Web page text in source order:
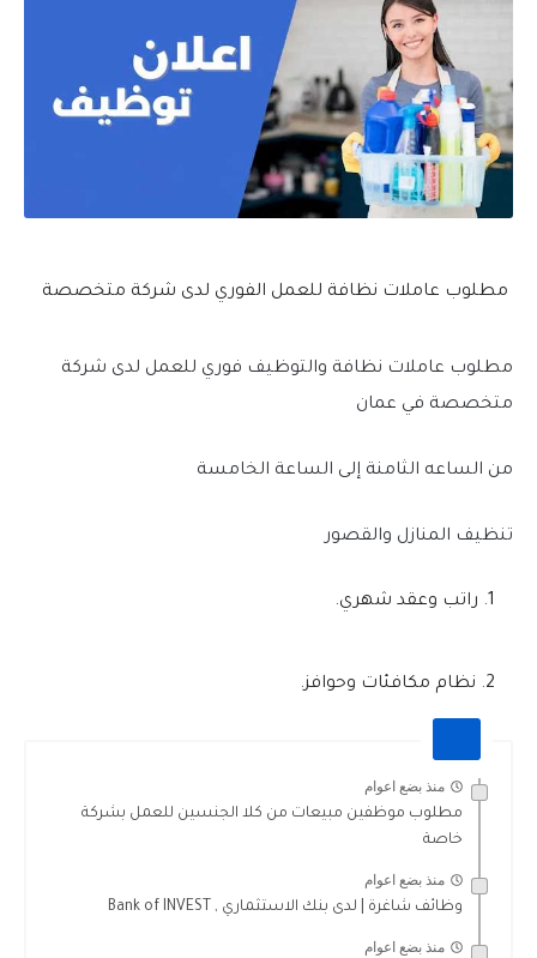
مطلوب عاملات نظافة للعمل الفوري لدى شركة متخصصة
مطلوب عاملات نظافة والتوظيف فوري للعمل لدى شركة
متخصصة في عمان
من الساعه الثامنة إلى الساعة الخامسة
تنظيف المنازل والقصور
راتب وعقد شهري.
نظام مكافئات وحوافز.
منذ بضع اعوام
مطلوب موظفين مبيعات من كلا الجنسين للعمل بشركة
خاصة
منذ بضع اعوام
وظائف شاغرة | لدى بنك الاستثماري , Bank of INVEST
منذ بضع اعوام